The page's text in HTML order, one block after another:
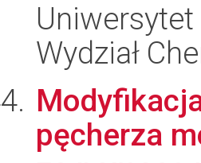
Wydział
pęcherza